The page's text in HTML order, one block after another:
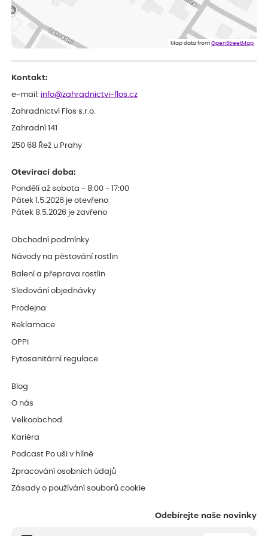
Doporučuji :). Spokojenost, stromky v pěkném stavu. Jediné, co
my chybělo, bylo komunikování nedostupného zboží před
Map data fromOpenStreetMap
Kontakt:
e-mail: info@zahradnictvi-flos.cz
Zahradnictví Flos s.r.o.
Zahradní 141
250 68 Řež u Prahy
Otevírací doba:
Pondělí až sobota - 8:00 - 17:00
Pátek 1.5.2026 je otevřeno
Pátek 8.5.2026 je zavřeno
Obchodní podmínky
Návody na pěstování rostlin
Balení a přeprava rostlin
Sledování objednávky
Prodejna
Reklamace
OPPI
Fytosanitární regulace
Blog
O nás
Velkoobchod
Kariéra
Podcast Po uši v hlíně
Zpracování osobních údajů
Zásady o používání souborů cookie
Odebírejte naše novinky